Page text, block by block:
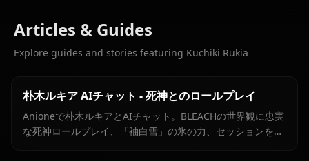
Articles & Guides
Explore guides and stories featuring Kuchiki Rukia
朴木ルキア AIチャット - 死神とのロールプレイ
Anioneで朴木ルキアとAIチャット。BLEACHの世界観に忠実
な死神ロールプレイ、「袖白雪」の氷の力、セッションをま